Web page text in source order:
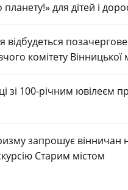
планету!» для дітей і
відбудеться
комітету Вінницької
зі 100-річним ювілеєм
запрошує вінничан
Старим містом